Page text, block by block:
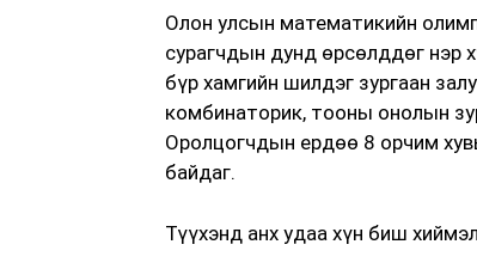
Олон улсын математикийн
сурагчдын дунд өрсөлддөг нэр
бүр хамгийн шилдэг зургаан
комбинаторик, тооны онолын
Оролцогчдын ердөө 8 орчим
байдаг.
Түүхэнд анх удаа хүн биш